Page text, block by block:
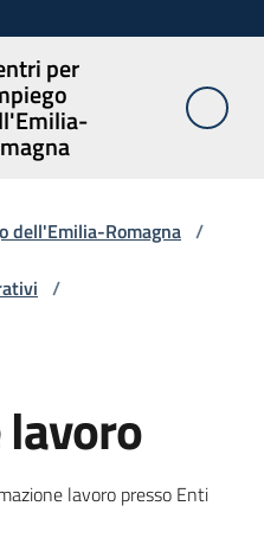
per
dell'Emilia-Romagna /
/
lavoro presso Enti